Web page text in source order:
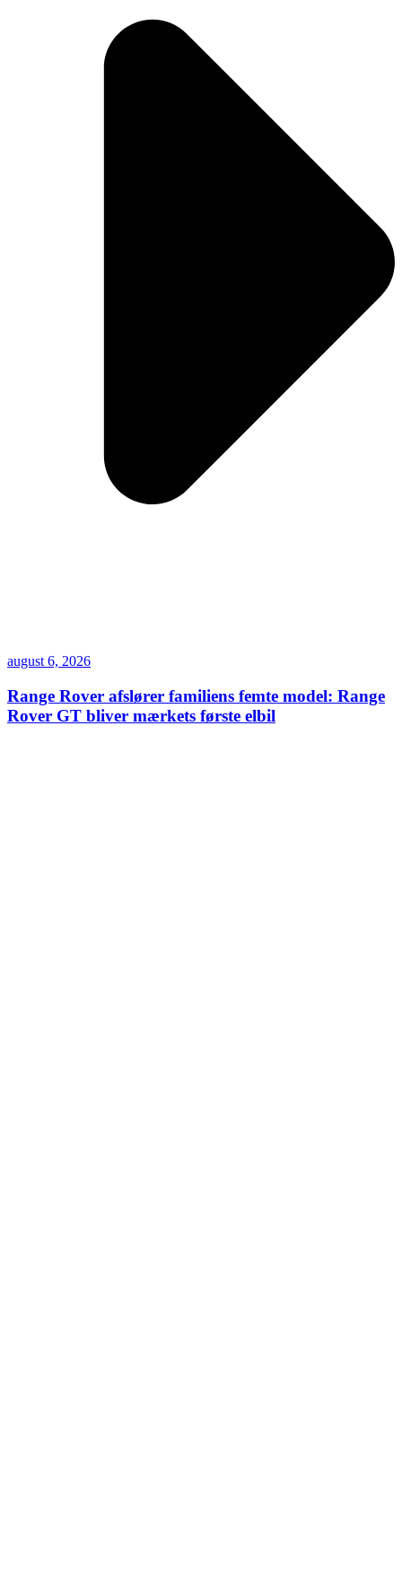
august 6, 2026
Range Rover afslører familiens femte model: Range
Rover GT bliver mærkets første elbil